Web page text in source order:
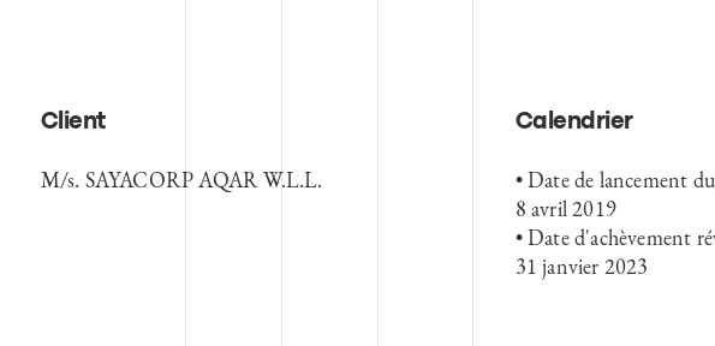
Client
M/s. SAYACORP AQAR W.L.L.
Calendrier
• Date de lancement
8 avril 2019
• Date d'achèvement
31 janvier 2023